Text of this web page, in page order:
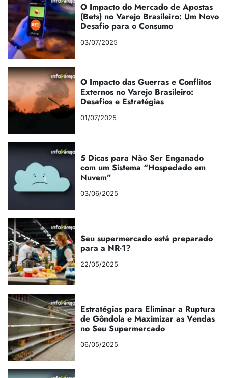
O Impacto do Mercado de Apostas
(Bets) no Varejo Brasileiro: Um Novo
Desafio para o Consumo
03/07/2025
O Impacto das Guerras e Conflitos
Externos no Varejo Brasileiro:
Desafios e Estratégias
01/07/2025
5 Dicas para Não Ser Enganado
com um Sistema “Hospedado em
Nuvem”
03/06/2025
Seu supermercado está preparado
para a NR-1?
22/05/2025
Estratégias para Eliminar a Ruptura
de Gôndola e Maximizar as Vendas
no Seu Supermercado
06/05/2025